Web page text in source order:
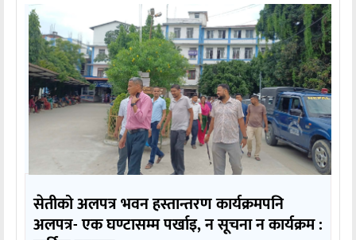
सेतीको अलपत्र भवन हस्तान्तरण कार्यक्रमपनि
अलपत्र- एक घण्टासम्म पर्खाइ, न सूचना न कार्यक्रम :